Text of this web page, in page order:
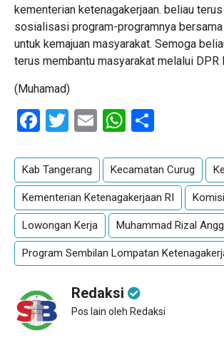
kementerian ketenagakerjaan. beliau
sosialisasi program-programnya bersama
untuk kemajuan masyarakat. Semoga
terus membantu masyarakat melalui DPR
(Muhamad)
Facebook
Twitter
EmailWhatsApp
Kab Tangerang Kecamatan Curug
Kementerian Ketenagakerjaan RI
Lowongan Kerja Muhammad Rizal
Program Sembilan Lompatan
Redaksi
Pos lain oleh Redaksi